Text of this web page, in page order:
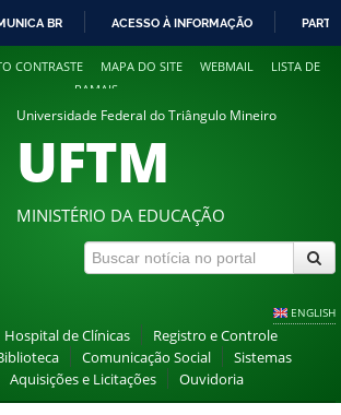
BR ACESSO À INFORMAÇÃO
CONTRASTE MAPA DO SITE WEBMAIL
LISTA DE
RAMAIS
Universidade Federal do Triângulo Mineiro
UFTM
MINISTÉRIO DA EDUCAÇÃO
ENGLISH
Hospital de Clínicas
Registro e Controle
Comunicação Social
Sistemas
Aquisições e Licitações Ouvidoria